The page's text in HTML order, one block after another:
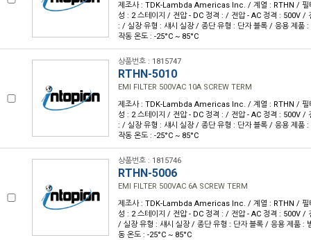
제조사 : TDK-Lambda Americas Inc. / 계열 : RTHN / 필
성 : 2 스테이지 / 전압 - DC 정격 : / 전압 - AC 정격 : 500V /
: / 실장 유형 : 섀시 실장 / 종단 유형 : 단자 블록 / 응용 제품
작동 온도 : -25°C ~ 85°C
상품번호 : 1815747
RTHN-5010
EMI FILTER 500VAC 10A SCREW TERM
제조사 : TDK-Lambda Americas Inc. / 계열 : RTHN / 필
성 : 2 스테이지 / 전압 - DC 정격 : / 전압 - AC 정격 : 500V /
: / 실장 유형 : 섀시 실장 / 종단 유형 : 단자 블록 / 응용 제품
작동 온도 : -25°C ~ 85°C
상품번호 : 1815746
RTHN-5006
EMI FILTER 500VAC 6A SCREW TERM
제조사 : TDK-Lambda Americas Inc. / 계열 : RTHN / 필
성 : 2 스테이지 / 전압 - DC 정격 : / 전압 - AC 정격 : 500V /
/ 실장 유형 : 섀시 실장 / 종단 유형 : 단자 블록 / 응용 제품 :
동 온도 : -25°C ~ 85°C